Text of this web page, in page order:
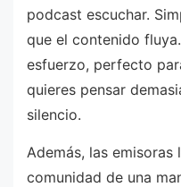
podcast escuchar.
que el contenido
esfuerzo, perfecto
quieres pensar
silencio.
Además, las
comunidad de una